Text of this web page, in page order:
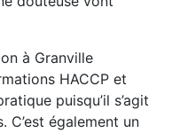
à Granville
HACCP et
puisqu’il s’agit
également un